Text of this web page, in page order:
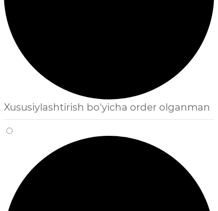
Xususiylashtirish bo'yicha order olganman